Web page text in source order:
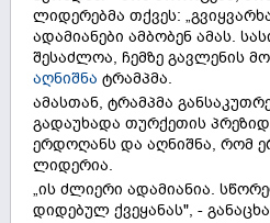
ლიდერებმა თქვეს:
ადამიანები ამბობენ ამას.
შესაძლოა, ჩემზე გავლენის
აღნიშნა ტრამპმა.
ამასთან, ტრამპმა
გადაუხადა თურქეთის
ერდოღანს და აღნიშნა, რომ
ლიდერია.
„ის ძლიერი ადამიანია.
დიდებულ ქვეყანას", -